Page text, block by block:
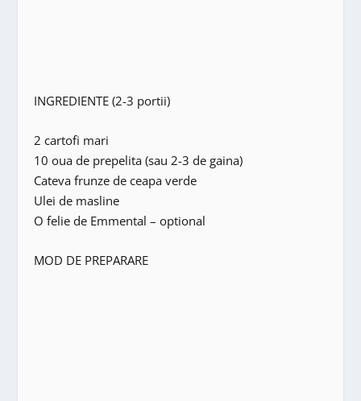
INGREDIENTE (2-3 portii)
2 cartofi mari
10 oua de prepelita (sau 2-3 de gaina)
Cateva frunze de ceapa verde
Ulei de masline
O felie de Emmental – optional
MOD DE PREPARARE